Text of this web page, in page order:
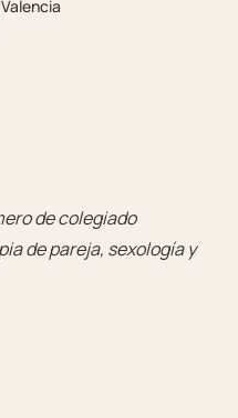
de colegiado
de pareja, sexología y